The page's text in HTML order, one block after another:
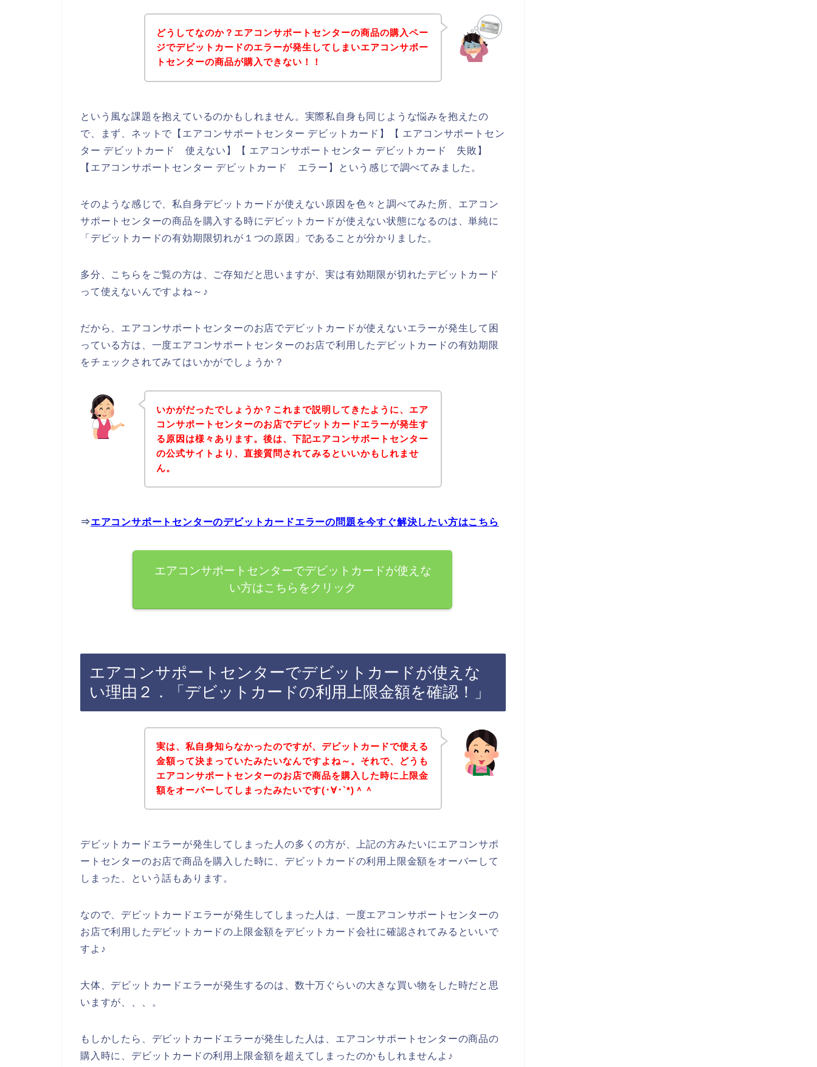
どうしてなのか？エアコンサポートセンターの商品の購入ペー
ジでデビットカードのエラーが発生してしまいエアコンサポー
トセンターの商品が購入できない！！
という風な課題を抱えているのかもしれません。実際私自身も同じような悩みを抱えたの
で、まず、ネットで【エアコンサポートセンター デビットカード】【 エアコンサポートセン
ター デビットカード 使えない】【 エアコンサポートセンター デビットカード 失敗】
【エアコンサポートセンター デビットカード エラー】という感じで調べてみました。
そのような感じで、私自身デビットカードが使えない原因を色々と調べてみた所、エアコン
サポートセンターの商品を購入する時にデビットカードが使えない状態になるのは、単純に
「デビットカードの有効期限切れが１つの原因」であることが分かりました。
多分、こちらをご覧の方は、ご存知だと思いますが、実は有効期限が切れたデビットカード
って使えないんですよね～♪
だから、エアコンサポートセンターのお店でデビットカードが使えないエラーが発生して困
っている方は、一度エアコンサポートセンターのお店で利用したデビットカードの有効期限
をチェックされてみてはいかがでしょうか？
いかがだったでしょうか？これまで説明してきたように、エア
コンサポートセンターのお店でデビットカードエラーが発生す
る原因は様々あります。後は、下記エアコンサポートセンター
の公式サイトより、直接質問されてみるといいかもしれませ
ん。
⇒エアコンサポートセンターのデビットカードエラーの問題を今すぐ解決したい方はこちら
エアコンサポートセンターでデビットカードが使えな
い方はこちらをクリック
エアコンサポートセンターでデビットカードが使えな
い理由２．「デビットカードの利用上限金額を確認！」
実は、私自身知らなかったのですが、デビットカードで使える
金額って決まっていたみたいなんですよね～。それで、どうも
エアコンサポートセンターのお店で商品を購入した時に上限金
額をオーバーしてしまったみたいです(･∀･`*)＾＾
デビットカードエラーが発生してしまった人の多くの方が、上記の方みたいにエアコンサポ
ートセンターのお店で商品を購入した時に、デビットカードの利用上限金額をオーバーして
しまった、という話もあります。
なので、デビットカードエラーが発生してしまった人は、一度エアコンサポートセンターの
お店で利用したデビットカードの上限金額をデビットカード会社に確認されてみるといいで
すよ♪
大体、デビットカードエラーが発生するのは、数十万ぐらいの大きな買い物をした時だと思
いますが、、、。
もしかしたら、デビットカードエラーが発生した人は、エアコンサポートセンターの商品の
購入時に、デビットカードの利用上限金額を超えてしまったのかもしれませんよ♪